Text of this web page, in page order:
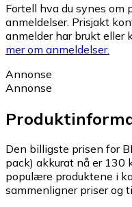
Fortell hva du synes om
anmeldelser. Prisjakt
anmelder har brukt eller
mer om anmeldelser.
Annonse
Annonse
Den billigste prisen for
pack) akkurat nå er 130
populære produktene i
sammenligner priser og